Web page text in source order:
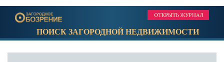
ПОИСК ЗАГОРОДНОЙ НЕДВИЖИМОСТИ